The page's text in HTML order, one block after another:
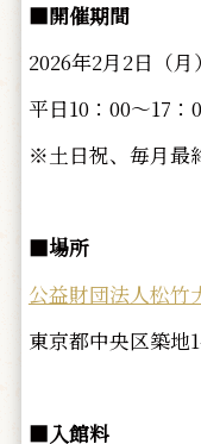
■開催期間
2026年2月2日（月
平日10：00～17：
※土日祝、毎月最
■場所
公益財団法人松竹
東京都中央区築地
■入館料